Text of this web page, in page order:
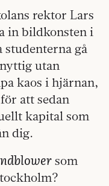
rektor Lars
in bildkonsten i
gå
utan
kaos i hjärnan,
att sedan
kapital som
dig.
som